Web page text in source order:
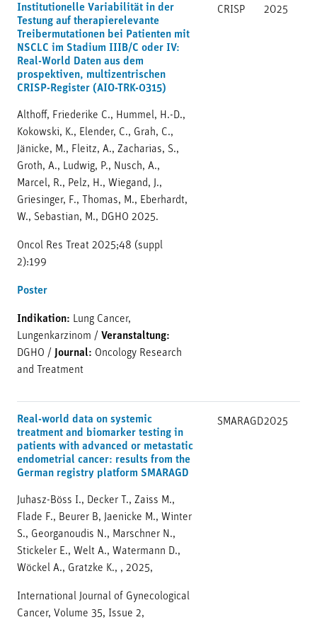
Institutionelle Variabilität in der
Testung auf therapierelevante
Treibermutationen bei Patienten mit
NSCLC im Stadium IIIB/C oder IV:
Real-World Daten aus dem
prospektiven, multizentrischen
CRISP-Register (AIO-TRK-0315)
Althoff, Friederike C., Hummel, H.-D.,
Kokowski, K., Elender, C., Grah, C.,
Jänicke, M., Fleitz, A., Zacharias, S.,
Groth, A., Ludwig, P., Nusch, A.,
Marcel, R., Pelz, H., Wiegand, J.,
Griesinger, F., Thomas, M., Eberhardt,
W., Sebastian, M., DGHO 2025.
Oncol Res Treat 2025;48 (suppl
2):199
Poster
Indikation: Lung Cancer,
Lungenkarzinom / Veranstaltung:
DGHO / Journal: Oncology Research
and Treatment
CRISP 2025
Real-world data on systemic
treatment and biomarker testing in
patients with advanced or metastatic
endometrial cancer: results from the
German registry platform SMARAGD
Juhasz-Böss I., Decker T., Zaiss M.,
Flade F., Beurer B, Jaenicke M., Winter
S., Georganoudis N., Marschner N.,
Stickeler E., Welt A., Watermann D.,
Wöckel A., Gratzke K., , 2025,
International Journal of Gynecological
Cancer, Volume 35, Issue 2,
SMARAGD2025